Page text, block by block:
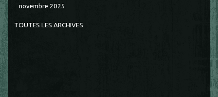
novembre 2025
TOUTES LES ARCHIVES